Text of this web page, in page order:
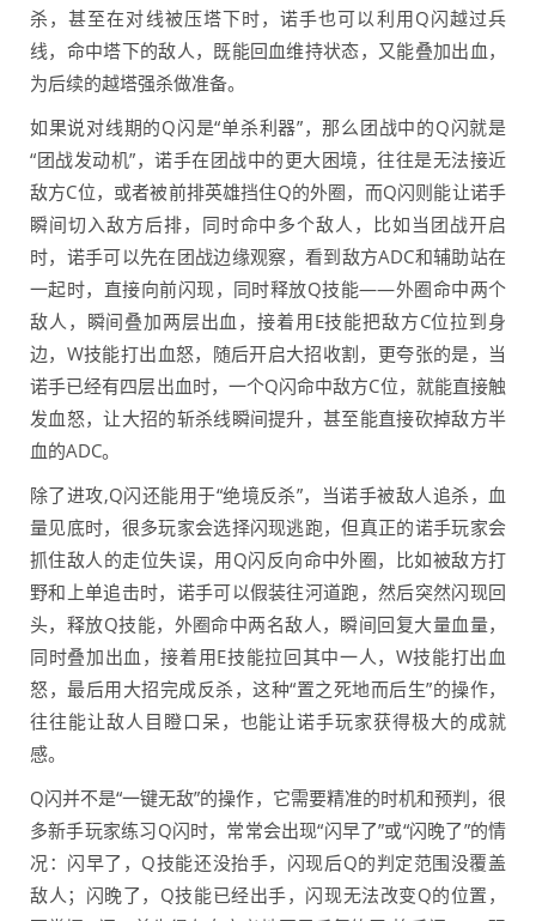
杀，甚至在对线被压塔下时，诺手也可以利用Q闪越过兵
线，命中塔下的敌人，既能回血维持状态，又能叠加出血，
为后续的越塔强杀做准备。
如果说对线期的Q闪是“单杀利器”，那么团战中的Q闪就是
“团战发动机”，诺手在团战中的更大困境，往往是无法接近
敌方C位，或者被前排英雄挡住Q的外圈，而Q闪则能让诺手
瞬间切入敌方后排，同时命中多个敌人，比如当团战开启
时，诺手可以先在团战边缘观察，看到敌方ADC和辅助站在
一起时，直接向前闪现，同时释放Q技能——外圈命中两个
敌人，瞬间叠加两层出血，接着用E技能把敌方C位拉到身
边，W技能打出血怒，随后开启大招收割，更夸张的是，当
诺手已经有四层出血时，一个Q闪命中敌方C位，就能直接触
发血怒，让大招的斩杀线瞬间提升，甚至能直接砍掉敌方半
血的ADC。
除了进攻,Q闪还能用于“绝境反杀”，当诺手被敌人追杀，血
量见底时，很多玩家会选择闪现逃跑，但真正的诺手玩家会
抓住敌人的走位失误，用Q闪反向命中外圈，比如被敌方打
野和上单追击时，诺手可以假装往河道跑，然后突然闪现回
头，释放Q技能，外圈命中两名敌人，瞬间回复大量血量，
同时叠加出血，接着用E技能拉回其中一人，W技能打出血
怒，最后用大招完成反杀，这种“置之死地而后生”的操作，
往往能让敌人目瞪口呆，也能让诺手玩家获得极大的成就
感。
Q闪并不是“一键无敌”的操作，它需要精准的时机和预判，很
多新手玩家练习Q闪时，常常会出现“闪早了”或“闪晚了”的情
况：闪早了，Q技能还没抬手，闪现后Q的判定范围没覆盖
敌人；闪晚了，Q技能已经出手，闪现无法改变Q的位置，